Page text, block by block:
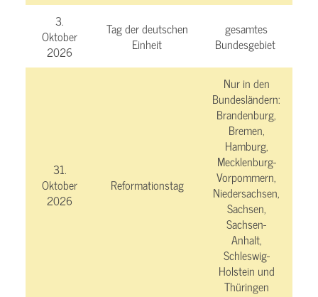
3.
Oktober
2026
Tag der deutschen
Einheit
gesamtes
Bundesgebiet
31.
Oktober
2026
Reformationstag
Nur in den
Bundesländern:
Brandenburg,
Bremen,
Hamburg,
Mecklenburg-
Vorpommern,
Niedersachsen,
Sachsen,
Sachsen-
Anhalt,
Schleswig-
Holstein und
Thüringen